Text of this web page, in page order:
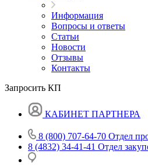
Информация
Вопросы и ответы
Статьи
Новости
Отзывы
Контакты
Запросить КП
КАБИНЕТ ПАРТНЕРА
8 (800) 707-64-70 Отдел
8 (4832) 34-41-41 Отдел